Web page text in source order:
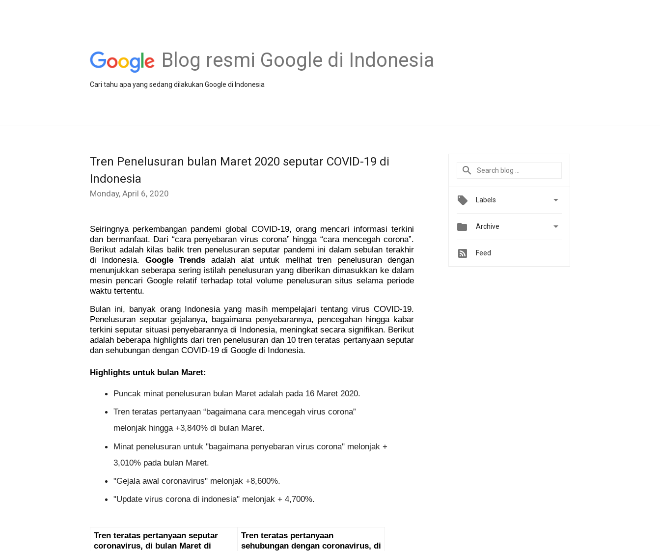
Blog resmi Google di Indonesia
Cari tahu apa yang sedang dilakukan Google di Indonesia
Tren Penelusuran bulan Maret 2020 seputar COVID-19 di
Indonesia
Monday, April 6, 2020
Seiringnya perkembangan pandemi global COVID-19, orang mencari informasi terkini
dan bermanfaat. Dari “cara penyebaran virus corona” hingga “cara mencegah corona”.
Berikut adalah kilas balik tren penelusuran seputar pandemi ini dalam sebulan terakhir
di Indonesia. Google Trends adalah alat untuk melihat tren penelusuran dengan
menunjukkan seberapa sering istilah penelusuran yang diberikan dimasukkan ke dalam
mesin pencari Google relatif terhadap total volume penelusuran situs selama periode
waktu tertentu.
Bulan ini, banyak orang Indonesia yang masih mempelajari tentang virus COVID-19.
Penelusuran seputar gejalanya, bagaimana penyebarannya, pencegahan hingga kabar
terkini seputar situasi penyebarannya di Indonesia, meningkat secara signifikan. Berikut
adalah beberapa highlights dari tren penelusuran dan 10 tren teratas pertanyaan seputar
dan sehubungan dengan COVID-19 di Google di Indonesia.
Highlights untuk bulan Maret:
Puncak minat penelusuran bulan Maret adalah pada 16 Maret 2020.
Tren teratas pertanyaan “bagaimana cara mencegah virus corona”
melonjak hingga +3,840% di bulan Maret.
Minat penelusuran untuk "bagaimana penyebaran virus corona" melonjak +
3,010% pada bulan Maret.
"Gejala awal coronavirus" melonjak +8,600%.
"Update virus corona di indonesia" melonjak + 4,700%.
Tren teratas pertanyaan seputar
coronavirus, di bulan Maret di
Tren teratas pertanyaan
sehubungan dengan coronavirus, di
Labels 
 Archive 
Feed